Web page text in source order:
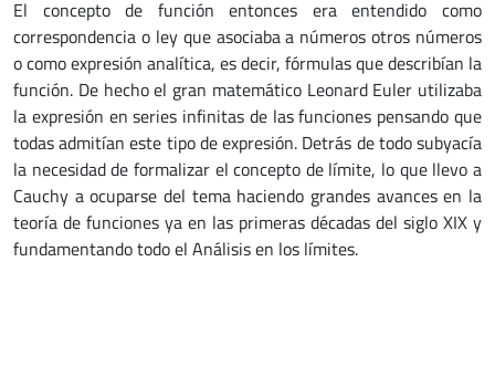
El concepto de función entonces era entendido como
correspondencia o ley que asociaba a números otros números
o como expresión analítica, es decir, fórmulas que describían la
función. De hecho el gran matemático Leonard Euler utilizaba
la expresión en series infinitas de las funciones pensando que
todas admitían este tipo de expresión. Detrás de todo subyacía
la necesidad de formalizar el concepto de límite, lo que llevo a
Cauchy a ocuparse del tema haciendo grandes avances en la
teoría de funciones ya en las primeras décadas del siglo XIX y
fundamentando todo el Análisis en los límites.